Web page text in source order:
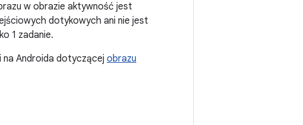
w obrazie aktywność jest
dotykowych ani nie jest
1 zadanie.
na Androida dotyczącej obrazu